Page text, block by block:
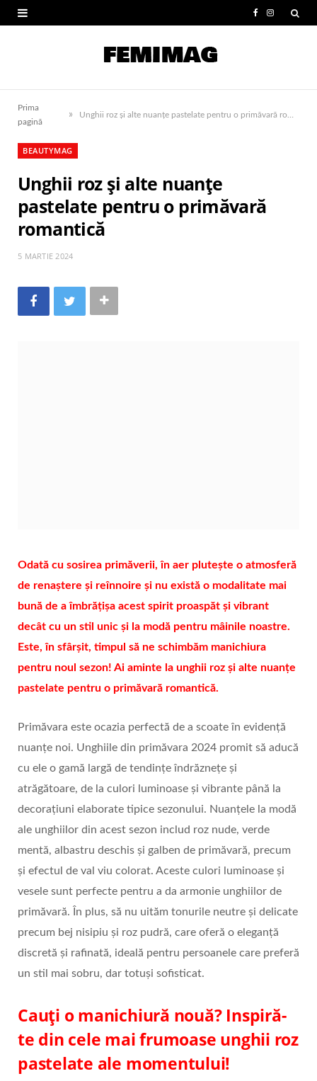
e
b
I
t
a
Prima
pagină
»
BEAUTYMAG
Unghii roz și alte nuanțe
pastelate pentru o primăvară
romantică
5 MARTIE 2024
Odată cu sosirea primăverii, în aer plutește o atmosferă
de renaștere și reînnoire și nu există o modalitate mai
bună de a îmbrățișa acest spirit proaspăt și vibrant
decât cu un stil unic și la modă pentru mâinile noastre.
Este, în sfârșit, timpul să ne schimbăm manichiura
pentru noul sezon! Ai aminte la unghii roz și alte nuanțe
pastelate pentru o primăvară romantică.
Primăvara este ocazia perfectă de a scoate în evidență
nuanțe noi. Unghiile din primăvara 2024 promit să aducă
cu ele o gamă largă de tendințe îndrăznețe și
atrăgătoare, de la culori luminoase și vibrante până la
decorațiuni elaborate tipice sezonului. Nuanțele la modă
ale unghiilor din acest sezon includ roz nude, verde
mentă, albastru deschis și galben de primăvară, precum
și efectul de val viu colorat. Aceste culori luminoase și
vesele sunt perfecte pentru a da armonie unghiilor de
primăvară. În plus, să nu uităm tonurile neutre și delicate
precum bej nisipiu și roz pudră, care oferă o eleganță
discretă și rafinată, ideală pentru persoanele care preferă
un stil mai sobru, dar totuși sofisticat.
Cauți o manichiură nouă? Inspiră-
te din cele mai frumoase unghii roz
pastelate ale momentului!